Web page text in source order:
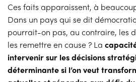
Ces faits apparaissent, à
Dans un pays qui se dit
pourrait-on pas, au contraire, les
les remettre en cause ? La
intervenir sur les décisions
déterminante si l’on veut